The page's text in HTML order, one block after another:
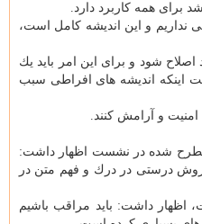
برای همه كاربرد دارد.
نداریم و این اندیشه كامل است،
شود و برای این امر باید یك
اینكه اندیشه های افراطی سبب
و آرامش كنند.
مطرح شده در نشست اظهار داشت:
روش درستی در درك و فهم متن در
اظهار داشت: باید مراقب باشیم